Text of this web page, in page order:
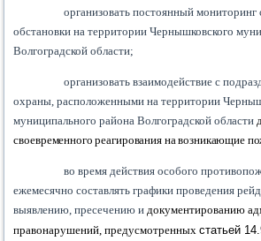
организовать постоянный
обстановки на территории Чернышковского
Волгоградской области;
организовать взаимодействие с
охраны, расположенными на территории
муниципального района Волгоградской области
своевременного реагирования на возникающие
во время действия особого
ежемесячно составлять графики проведения
выявлению, пресечению и документированию
правонарушений, предусмотренныхстатьей